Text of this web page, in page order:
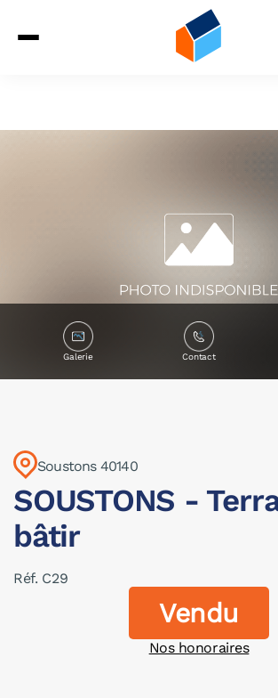
Galerie Contact
Soustons 40140
SOUSTONS -
bâtir
Réf. C29
Vendu
Nos honoraires